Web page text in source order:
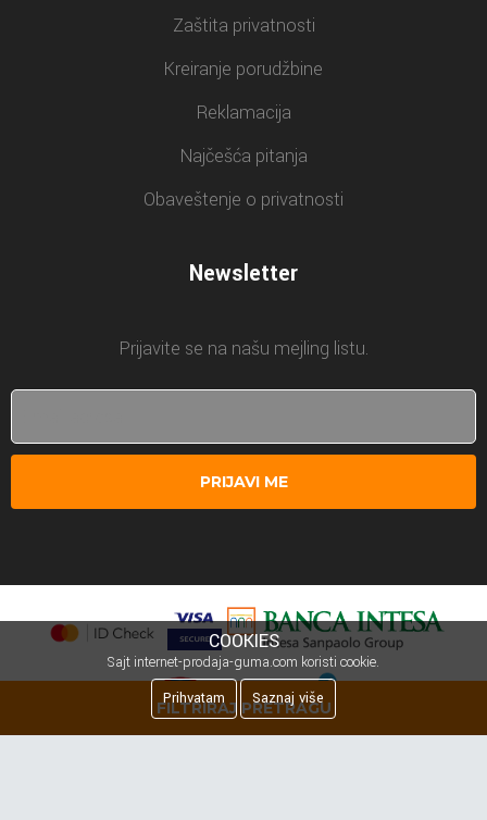
FILTRIRAJ PRETRAGU
Zaštita privatnosti
Kreiranje porudžbine
Reklamacija
Najčešća pitanja
Obaveštenje o privatnosti
Newsletter
Prijavite se na našu mejling listu.
PRIJAVI ME
COOKIES
Sajt internet-prodaja-guma.com koristi cookie.
Prihvatam
Saznaj više